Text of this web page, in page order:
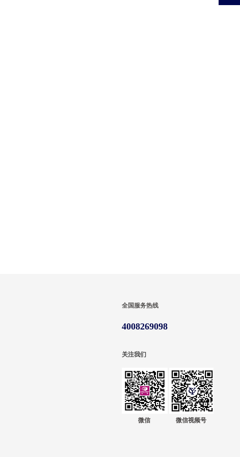
全国服务热线
4008269098
关注我们
微信 微信视频号